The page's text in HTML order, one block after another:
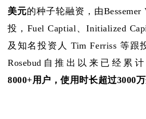
美元的种子轮融资，由Bessemer
投，Fuel Captial、Initialized
及知名投资人 Tim Ferriss 等跟
Rosebud自推出以来已经累计
8000+用户，使用时长超过3000